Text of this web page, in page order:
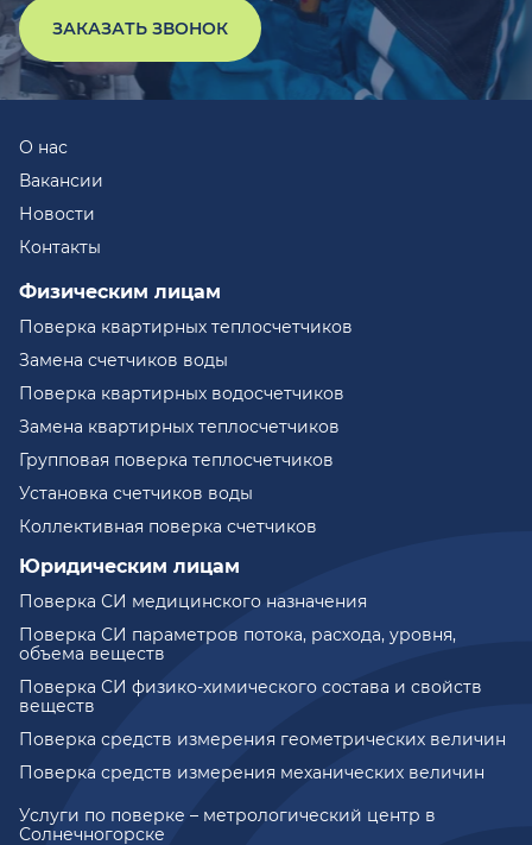
ЗАКАЗАТЬ ЗВОНОК
Услуги по поверке – метрологический центр в
Солнечногорске
О нас
Вакансии
Новости
Контакты
Физическим лицам
Поверка квартирных теплосчетчиков
Замена счетчиков воды
Поверка квартирных водосчетчиков
Замена квартирных теплосчетчиков
Групповая поверка теплосчетчиков
Установка счетчиков воды
Коллективная поверка счетчиков
Юридическим лицам
Поверка СИ медицинского назначения
Поверка СИ параметров потока, расхода, уровня,
объема веществ
Поверка СИ физико-химического состава и свойств
веществ
Поверка средств измерения геометрических величин
Поверка средств измерения механических величин